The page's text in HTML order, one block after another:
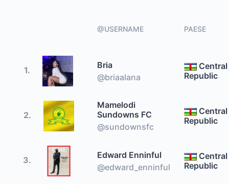
@USERNAME PAESE
1.
Bria
@briaalana
Republic
2.
Mamelodi
Sundowns FC
@sundownsfc
Republic
3.
Edward Enninful
@edward_enninful
Republic